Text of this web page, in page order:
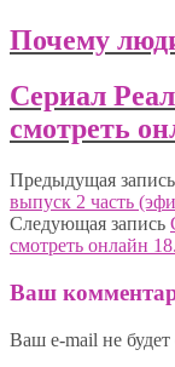
Почему
Сериал
смотреть
Предыдущая запись
выпуск 2 часть
Следующая запись
смотреть онлайн
Ваш
Ваш e-mail не